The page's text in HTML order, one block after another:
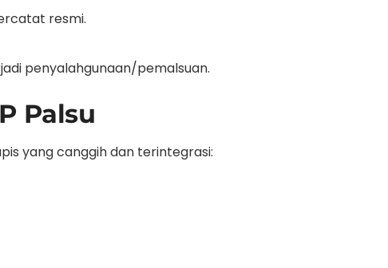
resmi.
penyalahgunaan/pemalsuan.
Palsu
yang canggih dan terintegrasi: